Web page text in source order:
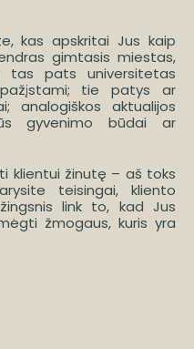
kas apskritai Jus kaip
gimtasis miestas,
tas pats universitetas
tie patys ar
analogiškos aktualijos
gyvenimo būdai ar
klientui žinutę – aš toks
teisingai, kliento
link to, kad Jus
žmogaus, kuris yra